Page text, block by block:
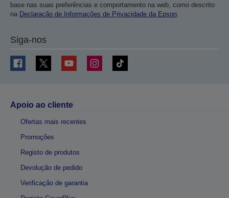
base nas suas preferências e comportamento na web, como descrito
na Declaração de Informações de Privacidade da Epson.
Siga-nos
Apoio ao cliente
Ofertas mais recentes
Promoções
Registo de produtos
Devolução de pedido
Verificação de garantia